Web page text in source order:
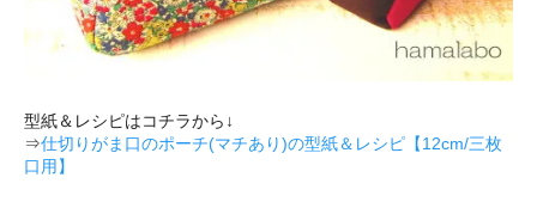
型紙＆レシピはコチラから↓
⇒仕切りがま口のポーチ(マチあり)の型紙＆レシピ【12cm/三枚
口用】